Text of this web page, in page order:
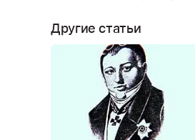
Другие статьи